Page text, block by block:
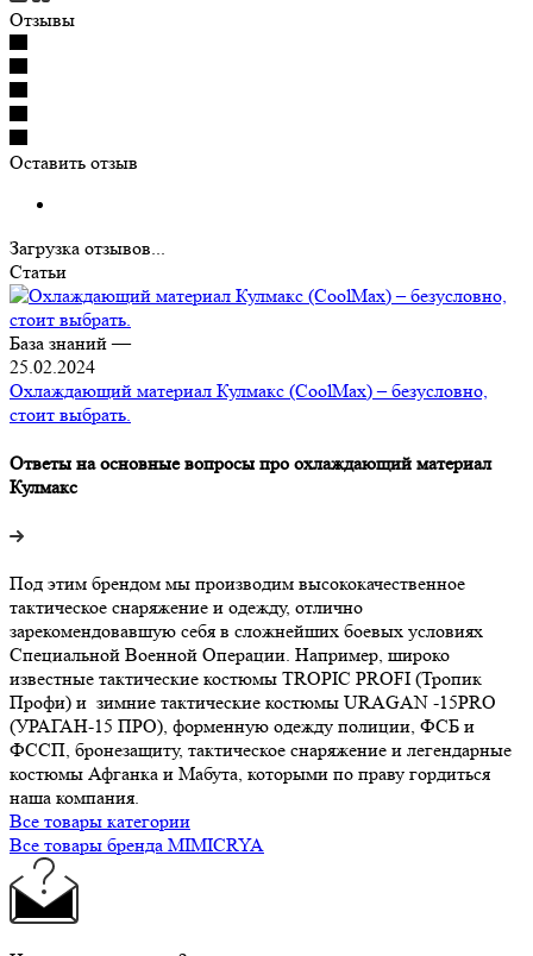
Отзывы
Оставить отзыв
Загрузка отзывов...
Статьи
База знаний—
25.02.2024
Охлаждающий материал Кулмакс (CoolMax) – безусловно,
стоит выбрать.
Ответы на основные вопросы про охлаждающий материал
Кулмакс
Под этим брендом мы производим высококачественное
тактическое снаряжение и одежду, отлично
зарекомендовавшую себя в сложнейших боевых условиях
Специальной Военной Операции. Например, широко
известные тактические костюмы TROPIC PROFI (Тропик
Профи) и зимние тактические костюмы URAGAN -15PRO
(УРАГАН-15 ПРО), форменную одежду полиции, ФСБ и
ФССП, бронезащиту, тактическое снаряжение и легендарные
костюмы Афганка и Мабута, которыми по праву гордиться
наша компания.
Все товары категории
Все товары бренда MIMICRYA